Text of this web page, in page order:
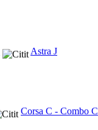
Astra J
Corsa C - Combo C